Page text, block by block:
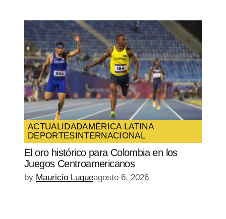
ACTUALIDADAMÉRICA LATINA
DEPORTESINTERNACIONAL
El oro histórico para Colombia en los
Juegos Centroamericanos
by Mauricio Luqueagosto 6, 2026